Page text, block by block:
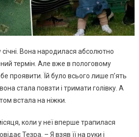
січні. Вона народилася абсолютно
термін. Але вже в пологовому
проявити. Їй було всього лише п’ять
стала повзти і тримати голівку. А
встала на ніжки.
коли у неї вперше трапилася
Тезра. – Я взяв її на руки і